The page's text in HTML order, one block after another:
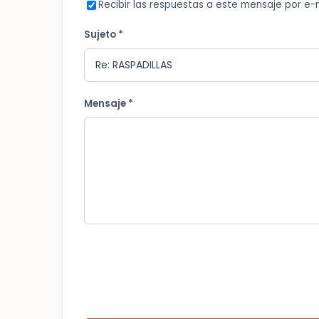
Recibir las respuestas a este mensaje por e-
Sujeto *
Mensaje *